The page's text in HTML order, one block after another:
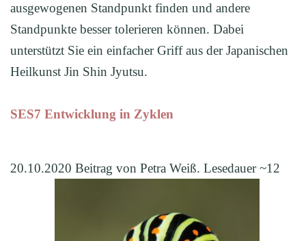
ausgewogenen Standpunkt finden und andere
Standpunkte besser tolerieren können. Dabei
unterstützt Sie ein einfacher Griff aus der Japanischen
Heilkunst Jin Shin Jyutsu.
SES7 Entwicklung in Zyklen
20.10.2020 Beitrag von Petra Weiß. Lesedauer ~12